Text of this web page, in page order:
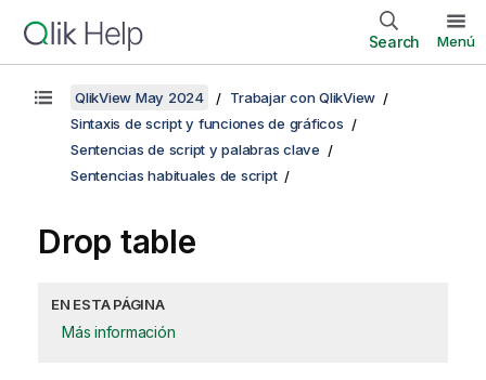
Search Menú
QlikView May 2024
Trabajar con QlikView
Sintaxis de script y funciones de gráficos
Sentencias de script y palabras clave
Sentencias habituales de script
Drop table
EN ESTA PÁGINA
Más información